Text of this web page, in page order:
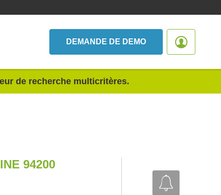
DEMANDE DE DEMO
de recherche multicritères.
94200